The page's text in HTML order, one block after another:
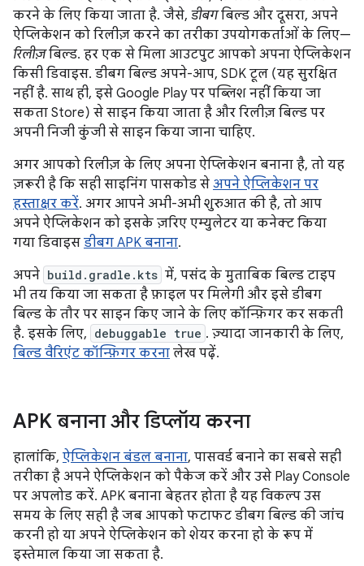
करने के लिए किया जाता है. जैसे, डीबगबिल्ड और दूसरा, अपने
ऐप्लिकेशन को रिलीज़ करने का तरीका उपयोगकर्ताओं के लिए—
रिलीज़बिल्ड. हर एक से मिला आउटपुट आपको अपना ऐप्लिकेशन
किसी डिवाइस. डीबग बिल्ड अपने-आप, SDK टूल (यह सुरक्षित
नहीं है. साथ ही, इसे Google Play पर पब्लिश नहीं किया जा
सकता Store) से साइन किया जाता है और रिलीज़ बिल्ड पर
अपनी निजी कुंजी से साइन किया जाना चाहिए.
अगर आपको रिलीज़ के लिए अपना ऐप्लिकेशन बनाना है, तो यह
ज़रूरी है कि सही साइनिंग पासकोड से अपने ऐप्लिकेशन पर
हस्ताक्षर करें. अगर आपने अभी-अभी शुरुआत की है, तो आप
अपने ऐप्लिकेशन को इसके ज़रिए एम्युलेटर या कनेक्ट किया
गया डिवाइस डीबग APK बनाना.
अपने build.gradle.kts में, पसंद के मुताबिक बिल्ड टाइप
भी तय किया जा सकता है फ़ाइल पर मिलेगी और इसे डीबग
बिल्ड के तौर पर साइन किए जाने के लिए कॉन्फ़िगर कर सकती
है. इसके लिए, debuggable true . ज़्यादा जानकारी के लिए,
बिल्ड वैरिएंट कॉन्फ़िगर करना लेख पढ़ें.
APK बनाना और डिप्लॉय करना
हालांकि, ऐप्लिकेशन बंडल बनाना, पासवर्ड बनाने का सबसे सही
तरीका है अपने ऐप्लिकेशन को पैकेज करें और उसे Play Console
पर अपलोड करें. APK बनाना बेहतर होता है यह विकल्प उस
समय के लिए सही है जब आपको फटाफट डीबग बिल्ड की जांच
करनी हो या अपने ऐप्लिकेशन को शेयर करना हो के रूप में
इस्तेमाल किया जा सकता है.